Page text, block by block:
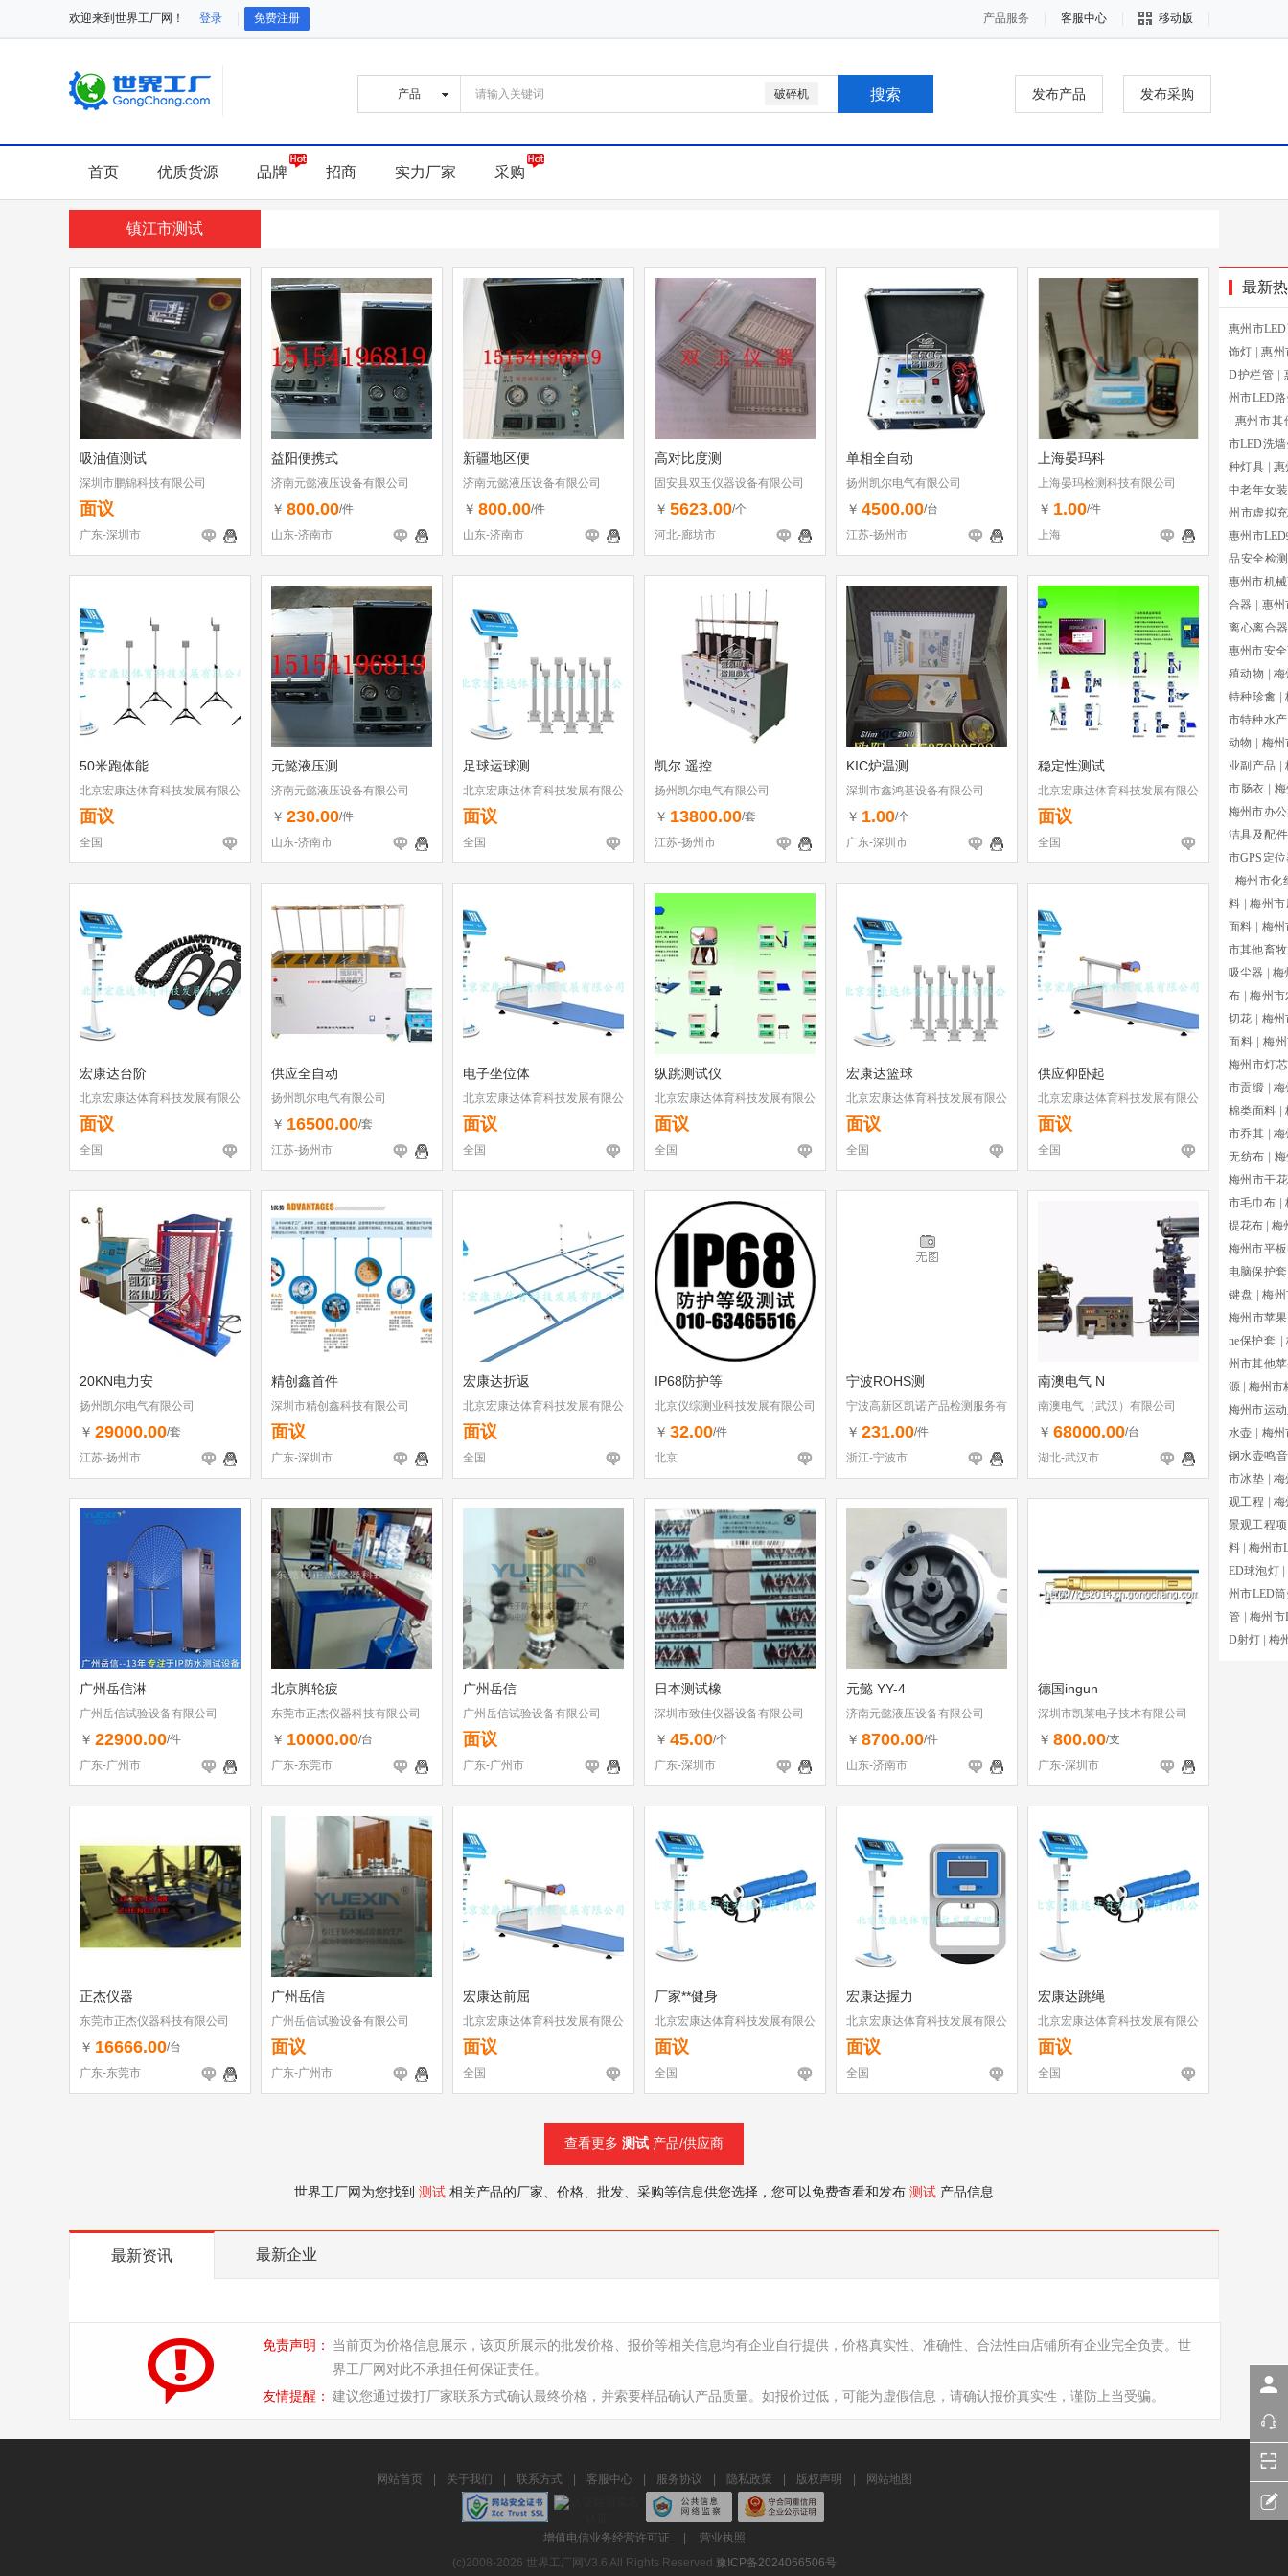
欢迎来到世界工厂网！ 登录 免费注册 产品服务 客服中心 移动版
破碎机 发布产品 发布采购
首页 优质货源 品牌 招商 实力厂家 采购
镇江市测试
吸油值测试
深圳市鹏锦科技有限公司
面议
广东-深圳市
益阳便携式
济南元懿液压设备有限公司
￥ 800.00/件
山东-济南市
新疆地区便
济南元懿液压设备有限公司
￥ 800.00/件
山东-济南市
高对比度测
固安县双玉仪器设备有限公司
￥ 5623.00/个
河北-廊坊市
单相全自动
扬州凯尔电气有限公司
￥ 4500.00/台
江苏-扬州市
上海晏玛科
上海晏玛检测科技有限公司
￥ 1.00/件
上海
50米跑体能
北京宏康达体育科技发展有限公
司
面议
全国
元懿液压测
济南元懿液压设备有限公司
￥ 230.00/件
山东-济南市
足球运球测
北京宏康达体育科技发展有限公
司
面议
全国
凯尔 遥控
扬州凯尔电气有限公司
￥ 13800.00/套
江苏-扬州市
KIC炉温测
深圳市鑫鸿基设备有限公司
￥ 1.00/个
广东-深圳市
稳定性测试
北京宏康达体育科技发展有限公
司
面议
全国
宏康达台阶
北京宏康达体育科技发展有限公
司
面议
全国
供应全自动
扬州凯尔电气有限公司
￥ 16500.00/套
江苏-扬州市
电子坐位体
北京宏康达体育科技发展有限公
司
面议
全国
纵跳测试仪
北京宏康达体育科技发展有限公
司
面议
全国
宏康达篮球
北京宏康达体育科技发展有限公
司
面议
全国
供应仰卧起
北京宏康达体育科技发展有限公
司
面议
全国
20KN电力安
扬州凯尔电气有限公司
￥ 29000.00/套
江苏-扬州市
精创鑫首件
深圳市精创鑫科技有限公司
面议
广东-深圳市
宏康达折返
北京宏康达体育科技发展有限公
司
面议
全国
IP68防护等
北京仪综测业科技发展有限公司
￥ 32.00/件
北京
宁波ROHS测
宁波高新区凯诺产品检测服务有
限公司
￥ 231.00/件
浙江-宁波市
南澳电气 N
南澳电气（武汉）有限公司
￥ 68000.00/台
湖北-武汉市
广州岳信淋
广州岳信试验设备有限公司
￥ 22900.00/件
广东-广州市
北京脚轮疲
东莞市正杰仪器科技有限公司
￥ 10000.00/台
广东-东莞市
广州岳信
广州岳信试验设备有限公司
面议
广东-广州市
日本测试橡
深圳市致佳仪器设备有限公司
￥ 45.00/个
广东-深圳市
元懿 YY-4
济南元懿液压设备有限公司
￥ 8700.00/件
山东-济南市
德国ingun
深圳市凯莱电子技术有限公司
￥ 800.00/支
广东-深圳市
正杰仪器
东莞市正杰仪器科技有限公司
￥ 16666.00/台
广东-东莞市
广州岳信
广州岳信试验设备有限公司
面议
广东-广州市
宏康达前屈
北京宏康达体育科技发展有限公
司
面议
全国
厂家**健身
北京宏康达体育科技发展有限公
司
面议
全国
宏康达握力
北京宏康达体育科技发展有限公
司
面议
全国
宏康达跳绳
北京宏康达体育科技发展有限公
司
面议
全国
查看更多 测试 产品/供应商
世界工厂网为您找到 测试 相关产品的厂家、价格、批发、采购等信息供您选择，您可以免费查看和发布 测试 产品信息
最新
惠州市
饰灯
惠州
D护栏管
州市LED
惠州市其
市LED洗
种灯具
惠
中老年女装
州市虚拟
惠州市
品安全检
惠州市机
合器
惠
离心离合器
惠州市安
殖动物
梅
特种珍禽
市特种水产
动物
梅州
业副产品
市肠衣
梅州市办
洁具及配件
市GPS定
梅州市化
料
梅州市
面料
梅
市其他畜
吸尘器
梅
布
梅州市
切花
梅州
面料
梅
梅州市灯
市贡缎
梅
棉类面料
市乔其
梅
无纺布
梅州市干花
市毛巾布
提花布
梅
梅州市平
电脑保护套
键盘
梅
梅州市苹
ne保护套
州市其他
源
梅州市
梅州市运
水壶
梅州
钢水壶鸣
市冰垫
梅
观工程
梅
景观工程
料
梅州市
ED球泡灯
州市LED
管
梅州市
D射灯
梅
最新资讯 最新企业
免责声明：
当前页为价格信息展示，该页所展示的批发价格、报价等相关信息均有企业自行提供，价格真实性、准确性、合法性由店铺所有企业完全负责。世
界工厂网对此不承担任何保证责任。
友情提醒： 建议您通过拨打厂家联系方式确认最终价格，并索要样品确认产品质量。如报价过低，可能为虚假信息，请确认报价真实性，谨防上当受骗。
网站首页 关于我们 联系方式 客服中心 服务协议 隐私政策 版权声明 网站地图
增值电信业务经营许可证
营业执照
(c)2008-2026 世界工厂网V3.6 All Rights Reserved 豫ICP备2024066506号